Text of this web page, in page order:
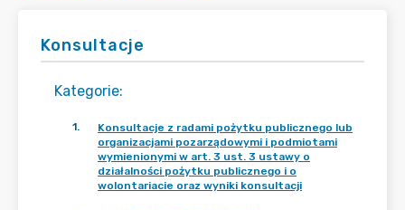
Konsultacje
Kategorie:
1.
Konsultacje z radami pożytku publicznego lub
organizacjami pozarządowymi i podmiotami
wymienionymi w art. 3 ust. 3 ustawy o
działalności pożytku publicznego i o
wolontariacie oraz wyniki konsultacji